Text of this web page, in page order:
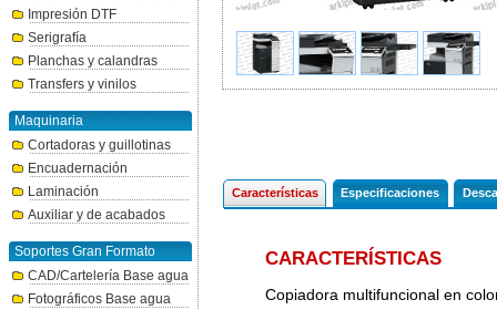
Impresión DTF
Serigrafía
Planchas y calandras
Transfers y vinilos
Maquinaria
Cortadoras y guillotinas
Encuadernación
Laminación
Auxiliar y de acabados
Soportes Gran Formato
CAD/Cartelería Base agua
Fotográficos Base agua
Características Especificaciones
CARACTERÍSTICAS
Copiadora multifuncional en